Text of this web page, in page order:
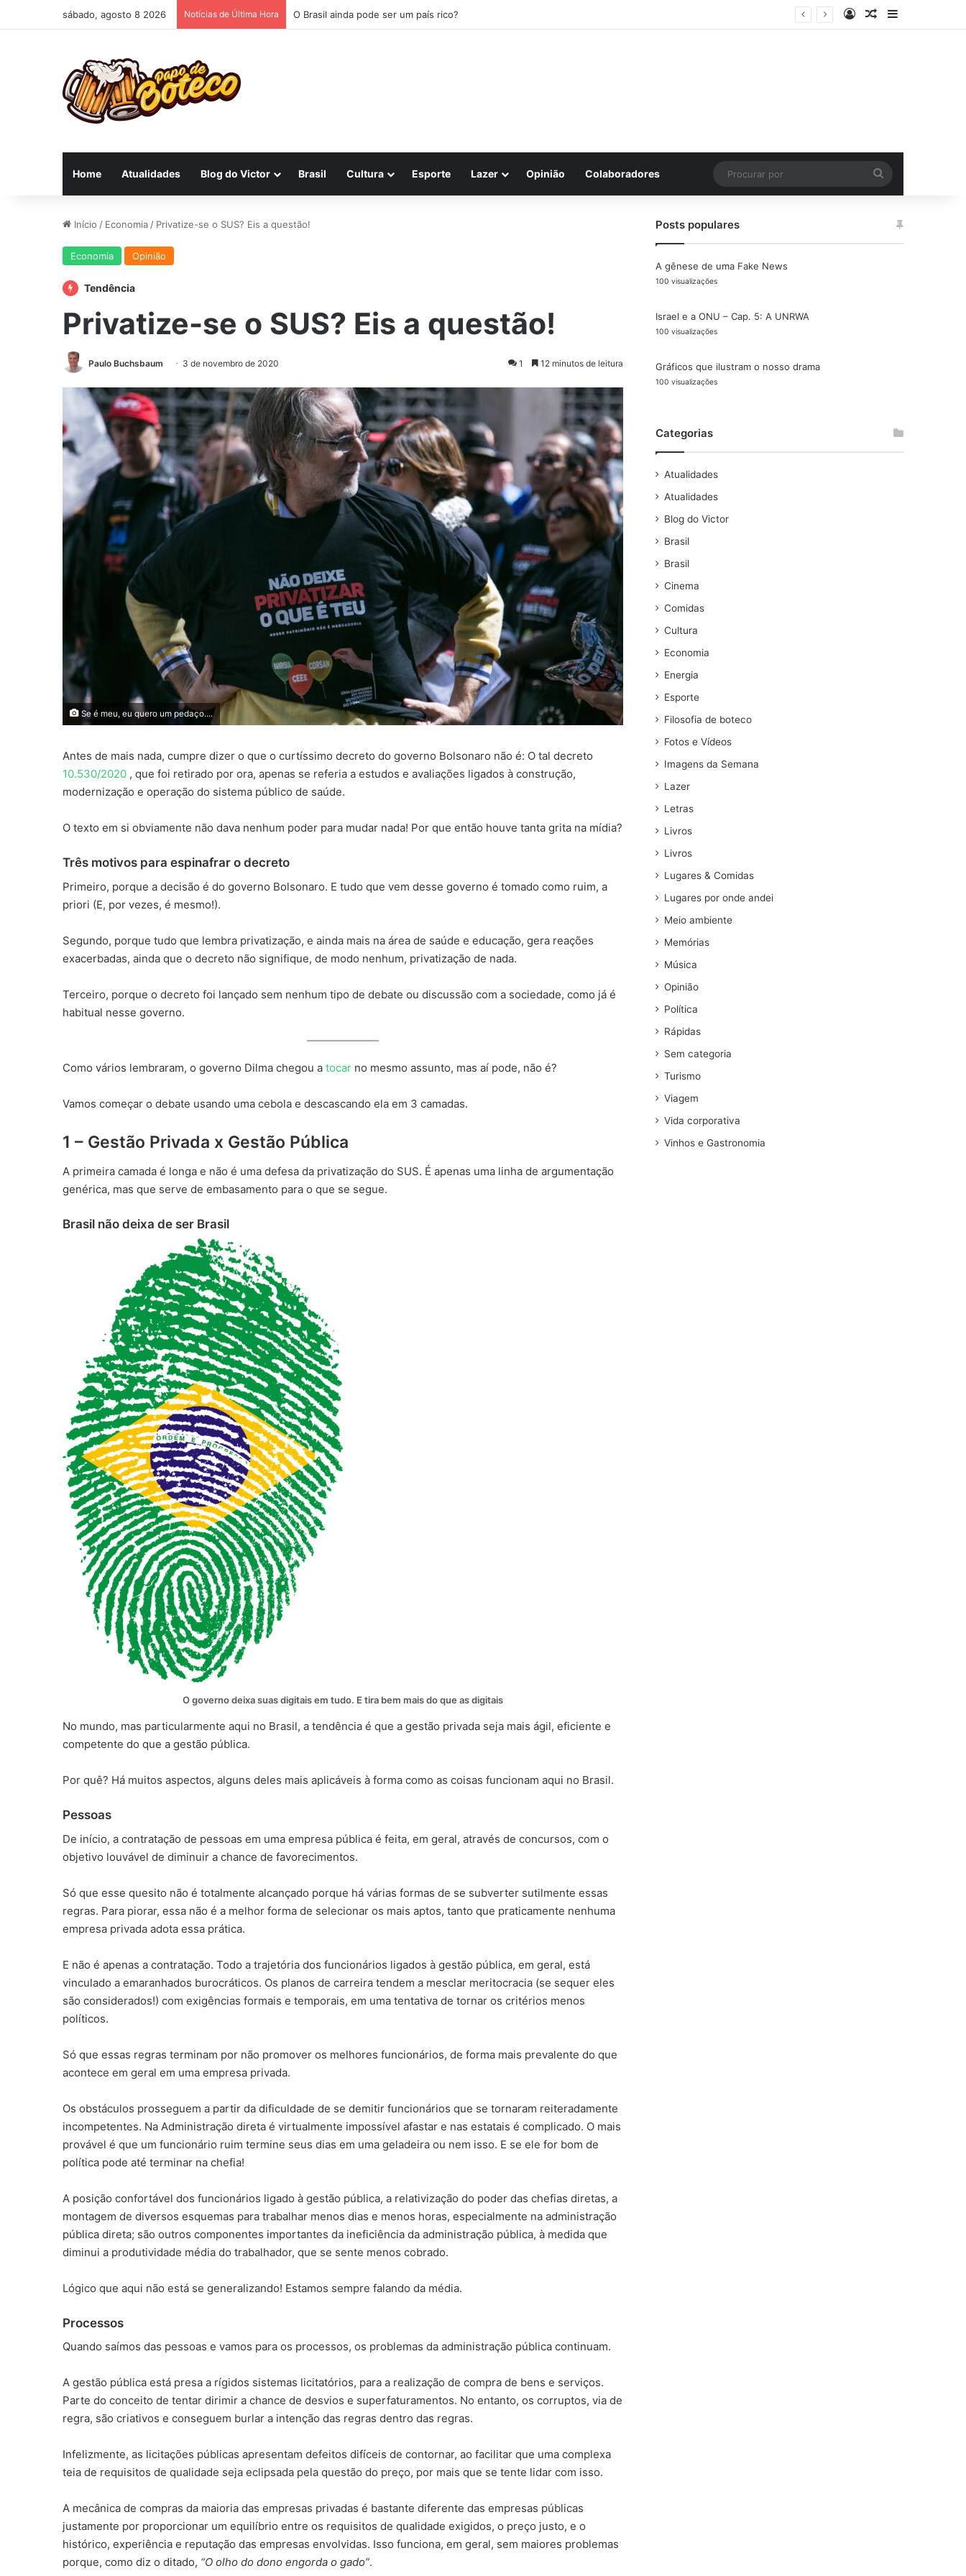
sábado, agosto 8 2026 Notícias de Última Hora O Brasil ainda pode ser um país rico? EntrarArtigo aleatório
Home Atualidades Blog do Victor Brasil Cultura Esporte Lazer Opinião Colaboradores
por
Início / Economia / Privatize-se o SUS? Eis a questão!
Economia Opinião
Tendência
Privatize-se o SUS? Eis a questão!
Paulo Buchsbaum 3 de novembro de 2020 1 12 minutos de leitura
Se é meu, eu quero um pedaço....
Antes de mais nada, cumpre dizer o que o curtíssimo decreto do governo Bolsonaro não é: O tal decreto
10.530/2020 , que foi retirado por ora, apenas se referia a estudos e avaliações ligados à construção,
modernização e operação do sistema público de saúde.
O texto em si obviamente não dava nenhum poder para mudar nada! Por que então houve tanta grita na mídia?
Três motivos para espinafrar o decreto
Primeiro, porque a decisão é do governo Bolsonaro. E tudo que vem desse governo é tomado como ruim, a
priori (E, por vezes, é mesmo!).
Segundo, porque tudo que lembra privatização, e ainda mais na área de saúde e educação, gera reações
exacerbadas, ainda que o decreto não signifique, de modo nenhum, privatização de nada.
Terceiro, porque o decreto foi lançado sem nenhum tipo de debate ou discussão com a sociedade, como já é
habitual nesse governo.
Como vários lembraram, o governo Dilma chegou a tocar no mesmo assunto, mas aí pode, não é?
Vamos começar o debate usando uma cebola e descascando ela em 3 camadas.
1 – Gestão Privada x Gestão Pública
A primeira camada é longa e não é uma defesa da privatização do SUS. É apenas uma linha de argumentação
genérica, mas que serve de embasamento para o que se segue.
Brasil não deixa de ser Brasil
O governo deixa suas digitais em tudo. E tira bem mais do que as digitais
No mundo, mas particularmente aqui no Brasil, a tendência é que a gestão privada seja mais ágil, eficiente e
competente do que a gestão pública.
Por quê? Há muitos aspectos, alguns deles mais aplicáveis à forma como as coisas funcionam aqui no Brasil.
Pessoas
De início, a contratação de pessoas em uma empresa pública é feita, em geral, através de concursos, com o
objetivo louvável de diminuir a chance de favorecimentos.
Só que esse quesito não é totalmente alcançado porque há várias formas de se subverter sutilmente essas
regras. Para piorar, essa não é a melhor forma de selecionar os mais aptos, tanto que praticamente nenhuma
empresa privada adota essa prática.
E não é apenas a contratação. Todo a trajetória dos funcionários ligados à gestão pública, em geral, está
vinculado a emaranhados burocráticos. Os planos de carreira tendem a mesclar meritocracia (se sequer eles
são considerados!) com exigências formais e temporais, em uma tentativa de tornar os critérios menos
políticos.
Só que essas regras terminam por não promover os melhores funcionários, de forma mais prevalente do que
acontece em geral em uma empresa privada.
Os obstáculos prosseguem a partir da dificuldade de se demitir funcionários que se tornaram reiteradamente
incompetentes. Na Administração direta é virtualmente impossível afastar e nas estatais é complicado. O mais
provável é que um funcionário ruim termine seus dias em uma geladeira ou nem isso. E se ele for bom de
política pode até terminar na chefia!
A posição confortável dos funcionários ligado à gestão pública, a relativização do poder das chefias diretas, a
montagem de diversos esquemas para trabalhar menos dias e menos horas, especialmente na administração
pública direta; são outros componentes importantes da ineficiência da administração pública, à medida que
diminui a produtividade média do trabalhador, que se sente menos cobrado.
Lógico que aqui não está se generalizando! Estamos sempre falando da média.
Processos
Quando saímos das pessoas e vamos para os processos, os problemas da administração pública continuam.
A gestão pública está presa a rígidos sistemas licitatórios, para a realização de compra de bens e serviços.
Parte do conceito de tentar dirimir a chance de desvios e superfaturamentos. No entanto, os corruptos, via de
regra, são criativos e conseguem burlar a intenção das regras dentro das regras.
Infelizmente, as licitações públicas apresentam defeitos difíceis de contornar, ao facilitar que uma complexa
teia de requisitos de qualidade seja eclipsada pela questão do preço, por mais que se tente lidar com isso.
A mecânica de compras da maioria das empresas privadas é bastante diferente das empresas públicas
justamente por proporcionar um equilíbrio entre os requisitos de qualidade exigidos, o preço justo, e o
histórico, experiência e reputação das empresas envolvidas. Isso funciona, em geral, sem maiores problemas
porque, como diz o ditado, “O olho do dono engorda o gado”.
Posts populares
A gênese de uma Fake News
100 visualizações
Israel e a ONU – Cap. 5: A UNRWA
100 visualizações
Gráficos que ilustram o nosso drama
100 visualizações
Categorias
Atualidades
Atualidades
Blog do Victor
Brasil
Brasil
Cinema
Comidas
Cultura
Economia
Energia
Esporte
Filosofia de boteco
Fotos e Vídeos
Imagens da Semana
Lazer
Letras
Livros
Livros
Lugares & Comidas
Lugares por onde andei
Meio ambiente
Memórias
Música
Opinião
Política
Rápidas
Sem categoria
Turismo
Viagem
Vida corporativa
Vinhos e Gastronomia